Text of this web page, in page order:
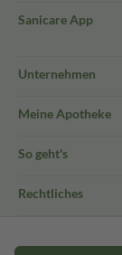
Sanicare App
Unternehmen
Meine Apotheke
So geht's
Rechtliches